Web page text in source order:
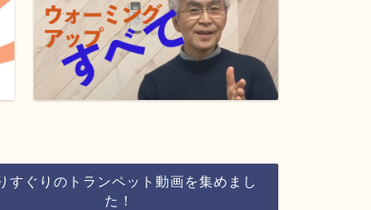
すぐりのトランペット動画を集めまし
た！